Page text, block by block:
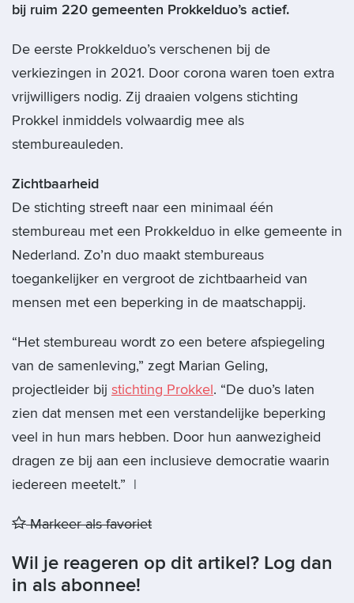
bij ruim 220 gemeenten Prokkelduo’s actief.
De eerste Prokkelduo’s verschenen bij de
verkiezingen in 2021. Door corona waren toen extra
vrijwilligers nodig. Zij draaien volgens stichting
Prokkel inmiddels volwaardig mee als
stembureauleden.
Zichtbaarheid
De stichting streeft naar een minimaal één
stembureau met een Prokkelduo in elke gemeente in
Nederland. Zo’n duo maakt stembureaus
toegankelijker en vergroot de zichtbaarheid van
mensen met een beperking in de maatschappij.
“Het stembureau wordt zo een betere afspiegeling
van de samenleving,” zegt Marian Geling,
projectleider bij stichting Prokkel. “De duo’s laten
zien dat mensen met een verstandelijke beperking
veel in hun mars hebben. Door hun aanwezigheid
dragen ze bij aan een inclusieve democratie waarin
iedereen meetelt.” |
Markeer als favoriet
Wil je reageren op dit artikel? Log dan
in als abonnee!